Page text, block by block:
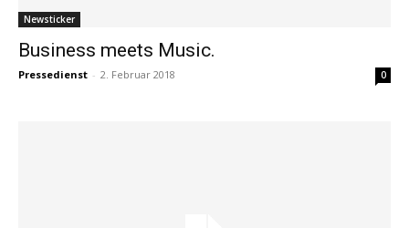
Newsticker
Business meets Music.
Pressedienst - 2. Februar 2018 0